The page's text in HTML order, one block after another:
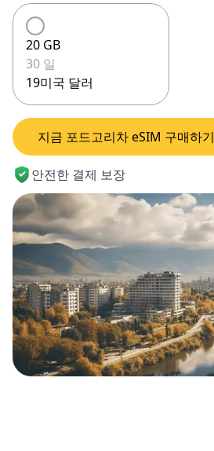
20 GB
30 일
19미국 달러
지금 포드고리차 eSIM 구매하기
안전한 결제 보장